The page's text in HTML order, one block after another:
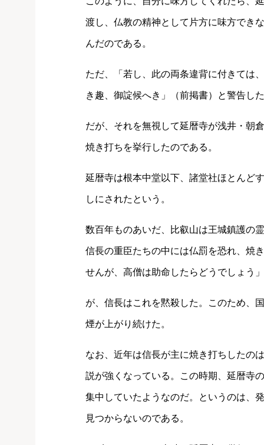
渡し、仏教の精神として片方に味方でき
んだのである。
ただ、「若し、此の両条違背に付きては
き趣、御諚候へき」（前掲書）と警告し
だが、それを無視して延暦寺が浅井・朝
焼き打ちを挙行したのである。
延暦寺は根本中堂以下、諸堂社ほとんど
しにされたという。
数百年ものあいだ、比叡山は王城鎮護の
信長の重臣たちの中には仏罰を恐れ、焼
せんが、高僧は助命したらどうでしょう
が、信長はこれを黙殺した。このため、
煙が上がり続けた。
なお、近年は信長が主に焼き打ちしたの
説が強くなっている。この時期、延暦寺
集中していたようなのだ。というのは、
見つからないのである。